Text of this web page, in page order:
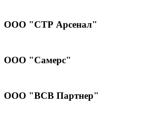
ООО "СТР Арсенал"
ООО "Самерс"
ООО "ВСВ Партнер"